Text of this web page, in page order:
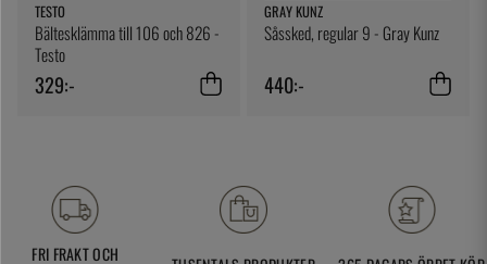
TESTO
Bältesklämma till 106 och 826 -
Testo
329:-
GRAY KUNZ
Såssked, regular 9 - Gray Kunz
440:-
FRI FRAKT OCH